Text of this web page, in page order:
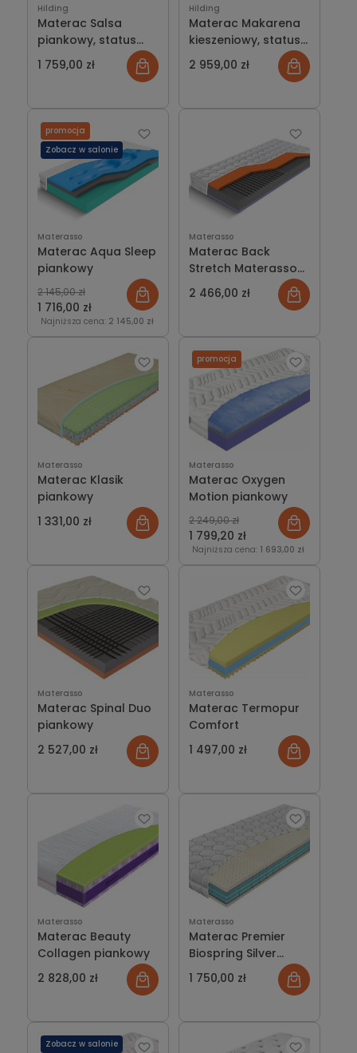
Hilding
Materac Salsa
piankowy, status
medyczny, HILDING
1 759,00 zł
Hilding
Materac Makarena
kieszeniowy, status
medyczny HILDING
2 959,00 zł
Materasso
Materac Aqua Sleep
piankowy
1 716,00 zł
2 145,00 zł
Najniższa cena: 2 145,00 zł
promocja
Zobacz w salonie
Materasso
Materac Back
Stretch Materasso
piankowy
2 466,00 zł
Materasso
Materac Klasik
piankowy
1 331,00 zł
Materasso
Materac Oxygen
Motion piankowy
1 799,20 zł
2 249,00 zł
Najniższa cena: 1 693,00 zł
promocja
Materasso
Materac Spinal Duo
piankowy
2 527,00 zł
Materasso
Materac Termopur
Comfort
1 497,00 zł
Materasso
Materac Beauty
Collagen piankowy
2 828,00 zł
Materasso
Materac Premier
Biospring Silver
piankowy z
lateksem
1 750,00 zł
Zobacz w salonie